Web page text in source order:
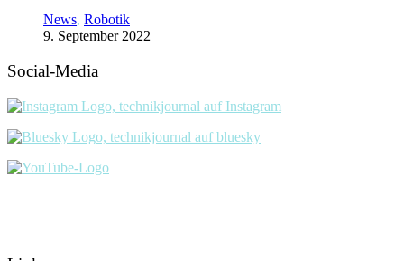
News, Robotik
9. September 2022
Social-Media